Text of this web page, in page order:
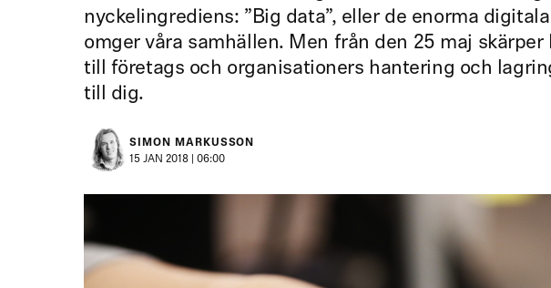
nyckelingrediens: ”Big data”, eller de enorma
omger våra samhällen. Men från den 25 maj
till företags och organisationers hantering och
till dig.
SIMON MARKUSSON
15 JAN 2018 | 06:00